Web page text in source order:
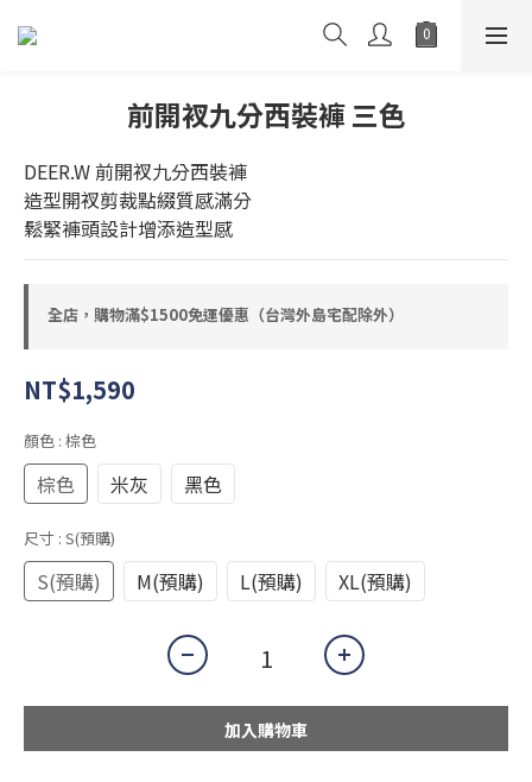
前開衩九分西裝褲 三色
DEER.W 前開衩九分西裝褲
造型開衩剪裁點綴質感滿分
鬆緊褲頭設計增添造型感
全店，購物滿$1500免運優惠（台灣外島宅配除外）
NT$1,590
顏色 : 棕色
棕色 米灰 黑色
尺寸 : S(預購)
S(預購) M(預購) L(預購) XL(預購)
加入購物車